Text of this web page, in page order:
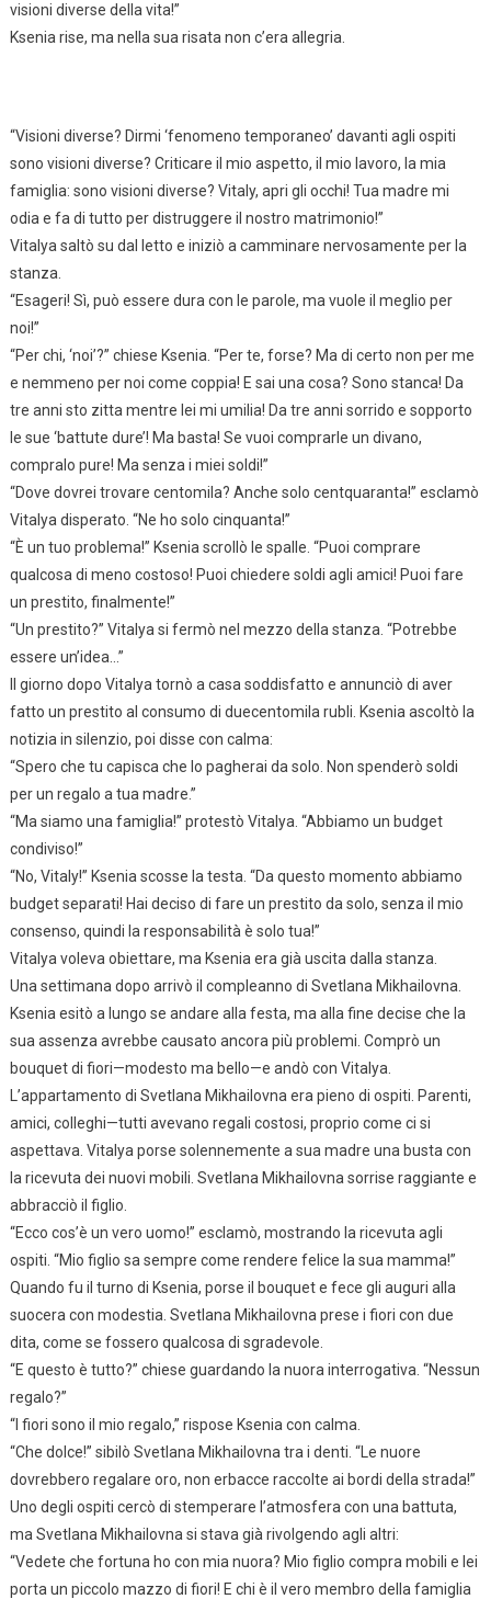
visioni diverse della vita!”
Ksenia rise, ma nella sua risata non c’era allegria.
“Visioni diverse? Dirmi ‘fenomeno temporaneo’ davanti agli ospiti
sono visioni diverse? Criticare il mio aspetto, il mio lavoro, la mia
famiglia: sono visioni diverse? Vitaly, apri gli occhi! Tua madre mi
odia e fa di tutto per distruggere il nostro matrimonio!”
Vitalya saltò su dal letto e iniziò a camminare nervosamente per la
stanza.
“Esageri! Sì, può essere dura con le parole, ma vuole il meglio per
noi!”
“Per chi, ‘noi’?” chiese Ksenia. “Per te, forse? Ma di certo non per me
e nemmeno per noi come coppia! E sai una cosa? Sono stanca! Da
tre anni sto zitta mentre lei mi umilia! Da tre anni sorrido e sopporto
le sue ‘battute dure’! Ma basta! Se vuoi comprarle un divano,
compralo pure! Ma senza i miei soldi!”
“Dove dovrei trovare centomila? Anche solo centquaranta!” esclamò
Vitalya disperato. “Ne ho solo cinquanta!”
“È un tuo problema!” Ksenia scrollò le spalle. “Puoi comprare
qualcosa di meno costoso! Puoi chiedere soldi agli amici! Puoi fare
un prestito, finalmente!”
“Un prestito?” Vitalya si fermò nel mezzo della stanza. “Potrebbe
essere un’idea…”
Il giorno dopo Vitalya tornò a casa soddisfatto e annunciò di aver
fatto un prestito al consumo di duecentomila rubli. Ksenia ascoltò la
notizia in silenzio, poi disse con calma:
“Spero che tu capisca che lo pagherai da solo. Non spenderò soldi
per un regalo a tua madre.”
“Ma siamo una famiglia!” protestò Vitalya. “Abbiamo un budget
condiviso!”
“No, Vitaly!” Ksenia scosse la testa. “Da questo momento abbiamo
budget separati! Hai deciso di fare un prestito da solo, senza il mio
consenso, quindi la responsabilità è solo tua!”
Vitalya voleva obiettare, ma Ksenia era già uscita dalla stanza.
Una settimana dopo arrivò il compleanno di Svetlana Mikhailovna.
Ksenia esitò a lungo se andare alla festa, ma alla fine decise che la
sua assenza avrebbe causato ancora più problemi. Comprò un
bouquet di fiori—modesto ma bello—e andò con Vitalya.
L’appartamento di Svetlana Mikhailovna era pieno di ospiti. Parenti,
amici, colleghi—tutti avevano regali costosi, proprio come ci si
aspettava. Vitalya porse solennemente a sua madre una busta con
la ricevuta dei nuovi mobili. Svetlana Mikhailovna sorrise raggiante e
abbracciò il figlio.
“Ecco cos’è un vero uomo!” esclamò, mostrando la ricevuta agli
ospiti. “Mio figlio sa sempre come rendere felice la sua mamma!”
Quando fu il turno di Ksenia, porse il bouquet e fece gli auguri alla
suocera con modestia. Svetlana Mikhailovna prese i fiori con due
dita, come se fossero qualcosa di sgradevole.
“E questo è tutto?” chiese guardando la nuora interrogativa. “Nessun
regalo?”
“I fiori sono il mio regalo,” rispose Ksenia con calma.
“Che dolce!” sibilò Svetlana Mikhailovna tra i denti. “Le nuore
dovrebbero regalare oro, non erbacce raccolte ai bordi della strada!”
Uno degli ospiti cercò di stemperare l’atmosfera con una battuta,
ma Svetlana Mikhailovna si stava già rivolgendo agli altri:
“Vedete che fortuna ho con mia nuora? Mio figlio compra mobili e lei
porta un piccolo mazzo di fiori! E chi è il vero membro della famiglia